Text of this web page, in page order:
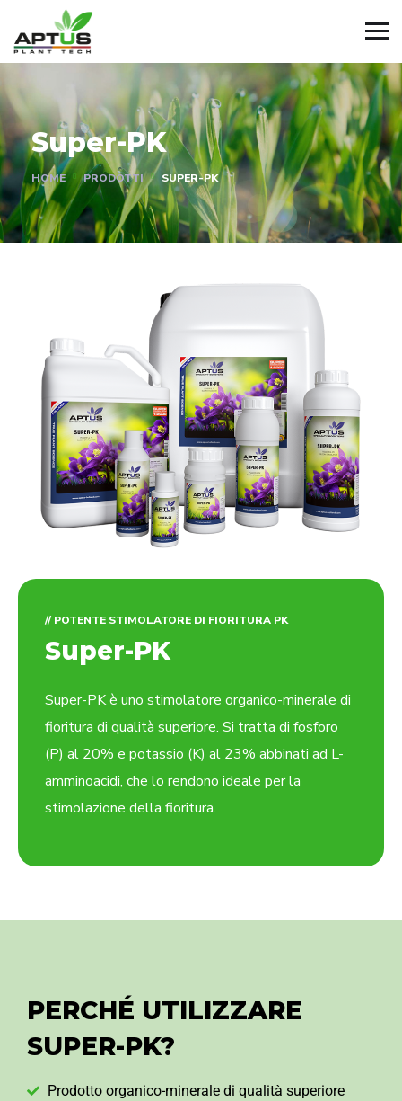
Super-PK
HOME PRODOTTI SUPER-PK
// POTENTE STIMOLATORE DI FIORITURA PK
Super-PK
Super-PK è uno stimolatore organico-minerale di
fioritura di qualità superiore. Si tratta di fosforo
(P) al 20% e potassio (K) al 23% abbinati ad L-
amminoacidi, che lo rendono ideale per la
stimolazione della fioritura.
PERCHÉ UTILIZZARE
SUPER-PK?
Prodotto organico-minerale di qualità superiore